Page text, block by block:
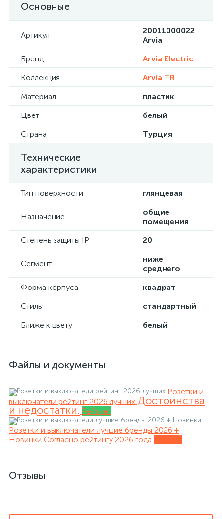
Основные
Артикул
20011000022
Arvia
Бренд
Arvia Electric
Коллекция
Arvia TR
Материал
пластик
Цвет
белый
Страна
Турция
Технические
характеристики
Тип поверхности глянцевая
Назначение
общие
помещения
Степень защиты IP
20
Сегмент
ниже
среднего
Форма корпуса
квадрат
Стиль
стандартный
Ближе к цвету
белый
Файлы и документы
Розетки и
выключатели рейтинг 2026 лучших Достоинства
и недостатки. Рейтинг
Розетки и выключатели лучшие бренды 2026 +
Новинки Согласно рейтингу 2026 года
Отзывы